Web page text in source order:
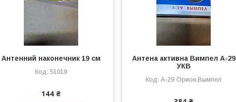
Антенний наконечник 19 см
51019
144 ₴
Антена активна Вимпел А-29
УКВ
А-29 Орион,Вымпел